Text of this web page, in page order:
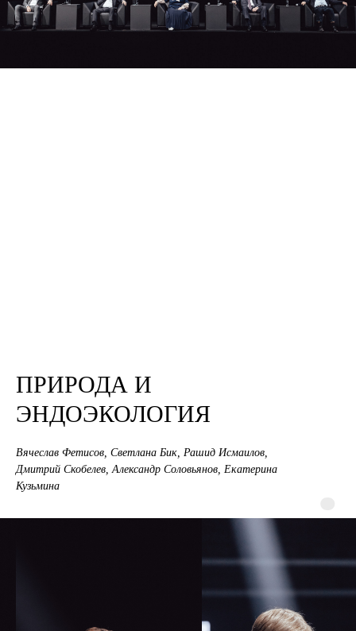
ПРИРОДА И
ЭНДОЭКОЛОГИЯ
Вячеслав Фетисов, Светлана Бик, Рашид Исмаилов,
Дмитрий Скобелев, Александр Соловьянов, Екатерина
Кузьмина